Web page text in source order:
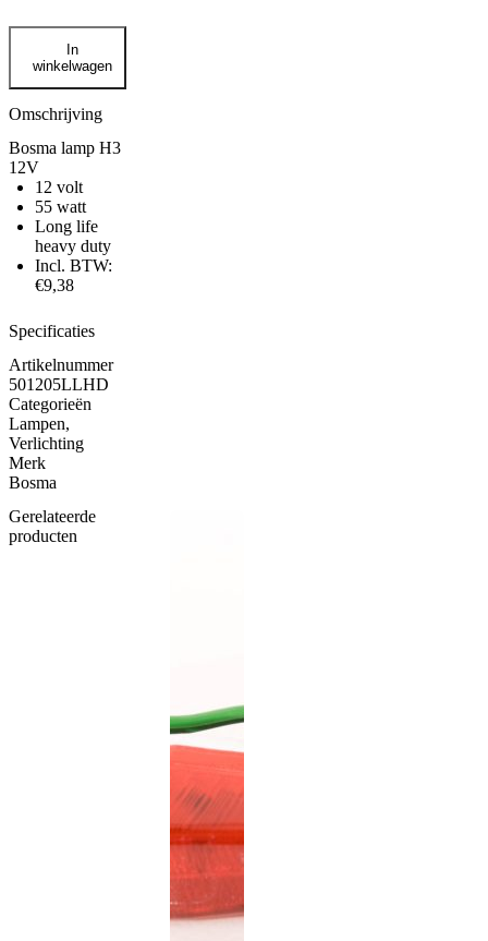
Bosma
12V
aantal
In
winkelwagen
Omschrijving
Bosma lamp H3
12V
12 volt
55 watt
Long life
heavy duty
Incl. BTW:
€9,38
Specificaties
Artikelnummer
501205LLHD
Categorieën
Lampen,
Verlichting
Merk
Bosma
Gerelateerde
producten